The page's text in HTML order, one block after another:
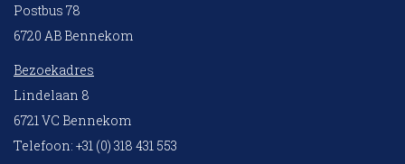
Postbus 78
6720 AB Bennekom
Bezoekadres
Lindelaan 8
6721 VC Bennekom
Telefoon: +31 (0) 318 431 553